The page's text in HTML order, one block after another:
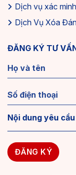
Dịch vụ xác
Dịch Vụ Xóa
ĐĂNG KÝ TƯ